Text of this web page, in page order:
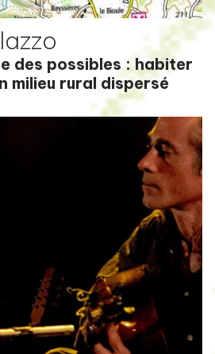
des possibles : habiter
milieu rural dispersé